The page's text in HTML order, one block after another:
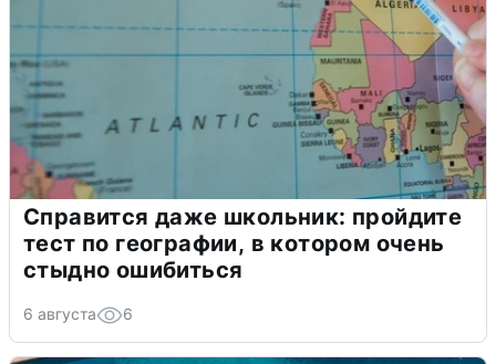
Справится даже школьник: пройдите
тест по географии, в котором очень
стыдно ошибиться
6 августа 6